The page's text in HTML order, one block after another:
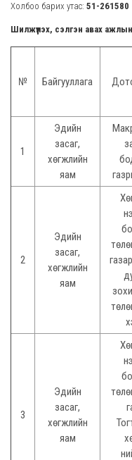
Холбоо барих утас: 51-261580
Шилжүүлэх, сэлгэн авах
№ Байгууллага
1
Эдийн
засаг,
хөгжлийн
яам
2
Эдийн
засаг,
хөгжлийн
яам
3
Эдийн
засаг,
хөгжлийн
яам